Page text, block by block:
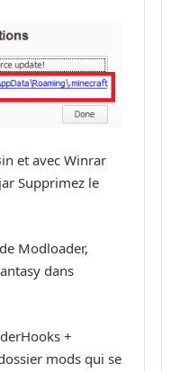
et avec Winrar
Supprimez le
Modloader,
dans
+
mods qui se